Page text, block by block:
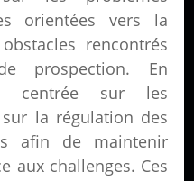
orientées vers la
rencontrés
prospection. En
centrée sur les
la régulation des
afin de maintenir
aux challenges. Ces